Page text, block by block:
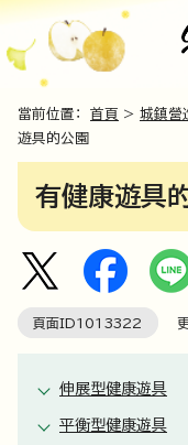
當前位置： 首頁 > 城鎮營
遊具的公園
有健康遊具
頁面ID1013322 更
伸展型健康遊具
平衡型健康遊具